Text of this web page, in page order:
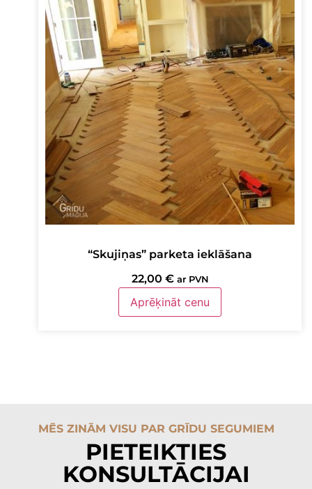
“Skujiņas” parketa ieklāšana
22,00 € ar PVN
Aprēķināt cenu
MĒS ZINĀM VISU PAR GRĪDU SEGUMIEM
PIETEIKTIES
KONSULTĀCIJAI